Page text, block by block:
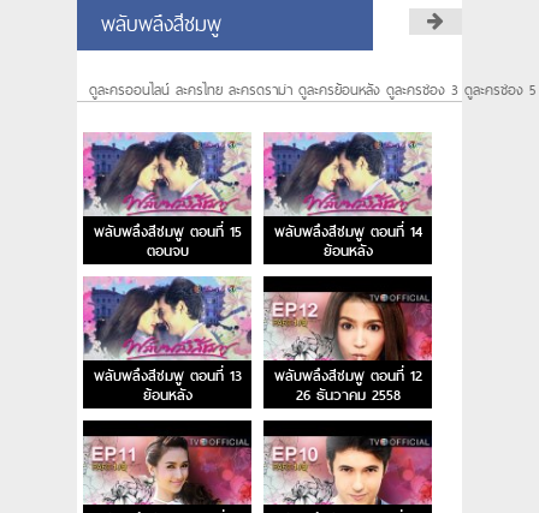
พลับพลึงสีชมพู
ดูละครออนไลน์ ละครไทย ละครดราม่า ดูละครย้อนหลัง ดูละครช่อง 3 ดูละครช่อง
พลับพลึงสีชมพู ตอนที่ 15
ตอนจบ
พลับพลึงสีชมพู ตอนที่ 14
ย้อนหลัง
พลับพลึงสีชมพู ตอนที่ 13
ย้อนหลัง
พลับพลึงสีชมพู ตอนที่ 12
26 ธันวาคม 2558